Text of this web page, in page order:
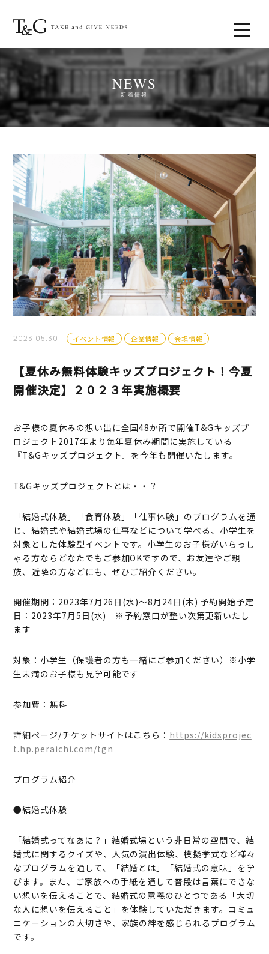
NEWS
新着情報
2023.05.30 イベント情報 企業情報 会場情報
【夏休み無料体験キッズプロジェクト！今夏
開催決定】２０２３年実施概要
お子様の夏休みの想い出に全国48か所で開催T&Gキッズプ
ロジェクト2017年より毎年夏休み期間に実施している
『T&Gキッズプロジェクト』を今年も開催いたします。
T&Gキッズプロジェクトとは・・？
「結婚式体験」「食育体験」「仕事体験」のプログラムを通
じ、結婚式や結婚式場の仕事などについて学べる、小学生を
対象とした体験型イベントです。小学生のお子様がいらっし
ゃる方ならどなたでもご参加OKですので、お友達やご親
族、近隣の方などにも、ぜひご紹介ください。
開催期間：2023年7月26日(水)～8月24日(木) 予約開始予定
日：2023年7月5日(水) ※予約窓口が整い次第更新いたし
ます
対象：小学生（保護者の方も一緒にご参加ください）※小学
生未満のお子様も見学可能です
参加費：無料
詳細ページ/チケットサイトはこちら： https://kidsprojec
t.hp.peraichi.com/tgn
プログラム紹介
●結婚式体験
「結婚式ってなあに？」結婚式場という非日常の空間で、結
婚式に関するクイズや、人気の演出体験、模擬挙式など様々
なプログラムを通して、「結婚とは」「結婚式の意味」を学
びます。また、ご家族への手紙を通して普段は言葉にできな
い想いを伝えることで、結婚式の意義のひとつである「大切
な人に想いを伝えること」を体験していただきます。コミュ
ニケーションの大切さや、家族の絆を感じられるプログラム
です。